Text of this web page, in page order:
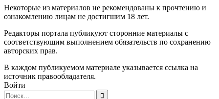
Некоторые из материалов не рекомендованы к прочтению и
ознакомлению лицам не достигшим 18 лет.
Редакторы портала публикуют сторонние материалы с
соответствующим выполнением обязательств по сохранению
авторских прав.
В каждом публикуемом материале указывается ссылка на
источник правообладателя.
Войти